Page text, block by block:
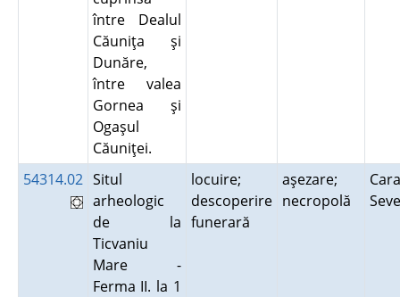
între Dealul
Căuniţa şi
Dunăre,
între valea
Gornea şi
Ogaşul
Căuniţei.
54314.02 Situl
arheologic
de la
Ticvaniu
Mare -
Ferma II. la 1
locuire;
descoperire
funerară
aşezare;
necropolă